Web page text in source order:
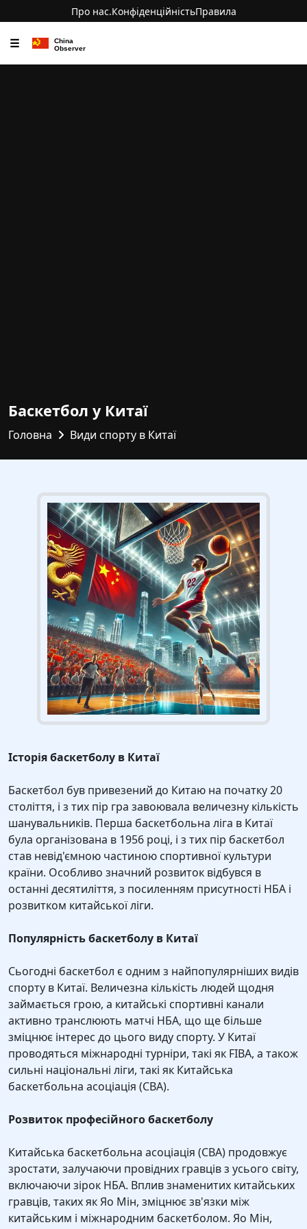
Про нас.КонфіденційністьПравила
☰
Баскетбол у Китаї
Головна Види спорту в Китаї
Історія баскетболу в Китаї
Баскетбол був привезений до Китаю на початку 20
століття, і з тих пір гра завоювала величезну кількість
шанувальників. Перша баскетбольна ліга в Китаї
була організована в 1956 році, і з тих пір баскетбол
став невід'ємною частиною спортивної культури
країни. Особливо значний розвиток відбувся в
останні десятиліття, з посиленням присутності НБА і
розвитком китайської ліги.
Популярність баскетболу в Китаї
Сьогодні баскетбол є одним з найпопулярніших видів
спорту в Китаї. Величезна кількість людей щодня
займається грою, а китайські спортивні канали
активно транслюють матчі НБА, що ще більше
зміцнює інтерес до цього виду спорту. У Китаї
проводяться міжнародні турніри, такі як FIBA, а також
сильні національні ліги, такі як Китайська
баскетбольна асоціація (CBA).
Розвиток професійного баскетболу
Китайська баскетбольна асоціація (CBA) продовжує
зростати, залучаючи провідних гравців з усього світу,
включаючи зірок НБА. Вплив знаменитих китайських
гравців, таких як Яо Мін, зміцнює зв'язки між
китайським і міжнародним баскетболом. Яо Мін,